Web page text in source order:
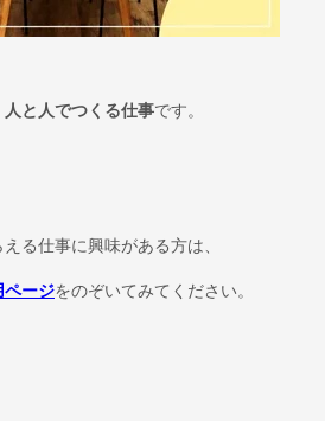
人と人でつくる仕事です。
る仕事に興味がある方は、
ページをのぞいてみてください。